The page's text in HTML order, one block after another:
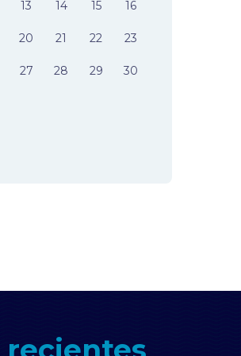
13 14 15 16
20 21 22 23
27 28 29 30